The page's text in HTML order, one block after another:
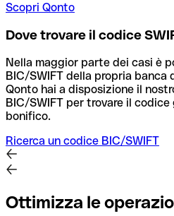
Scopri Qonto
Dove trovare il codice
Nella maggior parte dei casi è
BIC/SWIFT della propria banca
Qonto hai a disposizione il
BIC/SWIFT per trovare il
bonifico.
Ricerca un codice BIC/SWIFT
Ottimizza le